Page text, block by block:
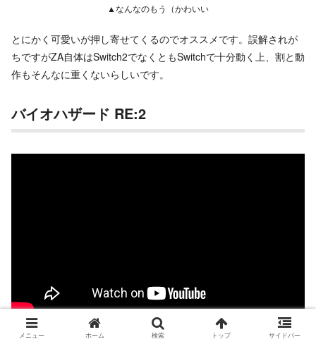
▲なんなのもう（かわいい
とにかく可愛いが押し寄せてくるのでオススメです。誤解されが
ちですがZA自体はSwitch2でなくともSwitchで十分動く上、割と動
作もそんなに重くないらしいです。
バイオハザード RE:2
怖い。
メニュー ホーム 検索 トップ サイドバー